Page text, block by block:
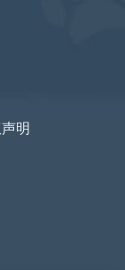
明